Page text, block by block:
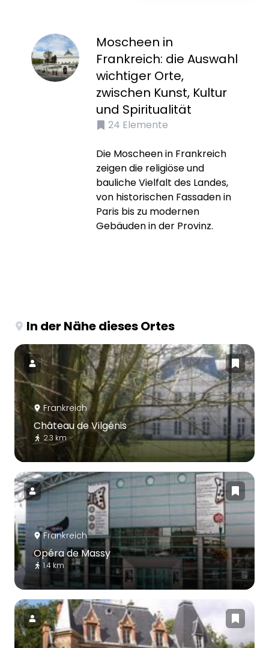
Moscheen in
Frankreich: die Auswahl
wichtiger Orte,
zwischen Kunst, Kultur
und Spiritualität
24 Elemente
Die Moscheen in Frankreich
zeigen die religiöse und
bauliche Vielfalt des Landes,
von historischen Fassaden in
Paris bis zu modernen
Gebäuden in der Provinz.
In der Nähe dieses Ortes
Frankreich
Château de Vilgénis
2.3 km
Frankreich
Opéra de Massy
1.4 km